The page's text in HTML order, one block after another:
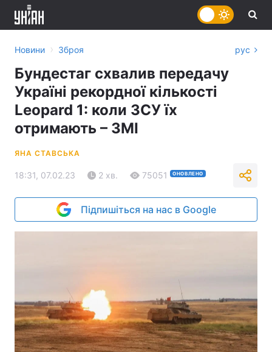
Новини › Зброя рус
Бундестаг схвалив передачу
Україні рекордної кількості
Leopard 1: коли ЗСУ їх
отримають – ЗМІ
ЯНА СТАВСЬКА
18:31, 07.02.23 2 хв. 75051 ОНОВЛЕНО
Підпишіться на нас в Google